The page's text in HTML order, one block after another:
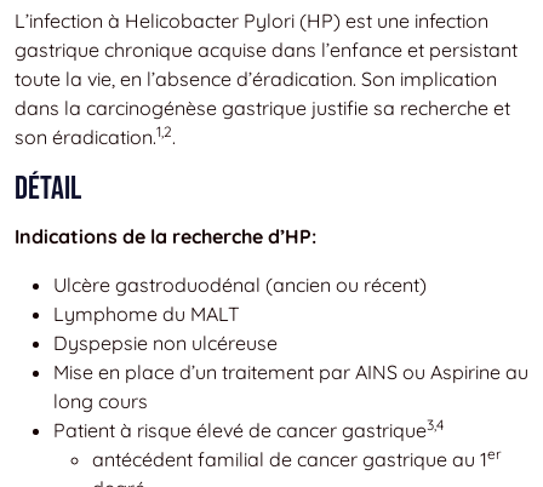
L’infection à Helicobacter Pylori (HP) est une infection
gastrique chronique acquise dans l’enfance et persistant
toute la vie, en l’absence d’éradication. Son implication
dans la carcinogénèse gastrique justifie sa recherche et
son éradication.1,2.
Détail
Indications de la recherche d’HP:
Ulcère gastroduodénal (ancien ou récent)
Lymphome du MALT
Dyspepsie non ulcéreuse
Mise en place d’un traitement par AINS ou Aspirine au
long cours
Patient à risque élevé de cancer gastrique3,4
antécédent familial de cancer gastrique au 1er